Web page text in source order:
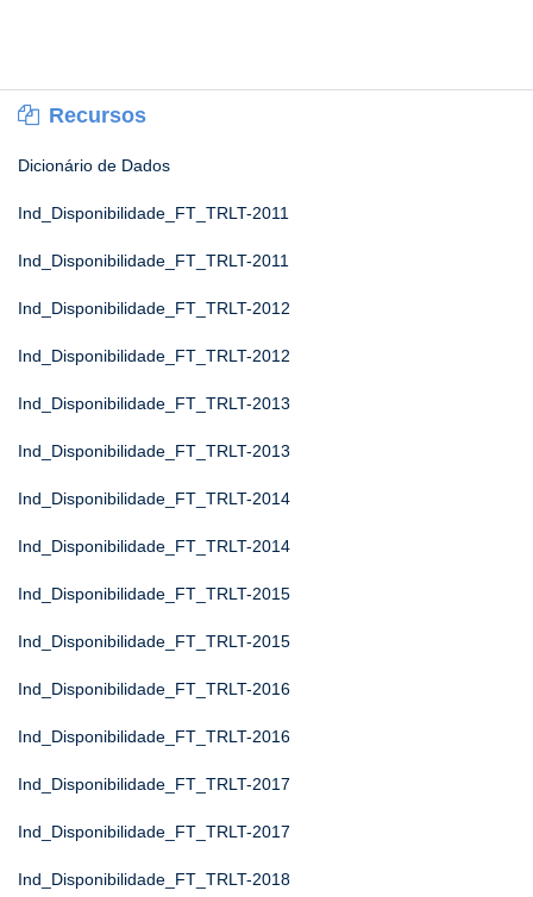
Recursos
Dicionário de Dados
Ind_Disponibilidade_FT_TRLT-2011
Ind_Disponibilidade_FT_TRLT-2011
Ind_Disponibilidade_FT_TRLT-2012
Ind_Disponibilidade_FT_TRLT-2012
Ind_Disponibilidade_FT_TRLT-2013
Ind_Disponibilidade_FT_TRLT-2013
Ind_Disponibilidade_FT_TRLT-2014
Ind_Disponibilidade_FT_TRLT-2014
Ind_Disponibilidade_FT_TRLT-2015
Ind_Disponibilidade_FT_TRLT-2015
Ind_Disponibilidade_FT_TRLT-2016
Ind_Disponibilidade_FT_TRLT-2016
Ind_Disponibilidade_FT_TRLT-2017
Ind_Disponibilidade_FT_TRLT-2017
Ind_Disponibilidade_FT_TRLT-2018